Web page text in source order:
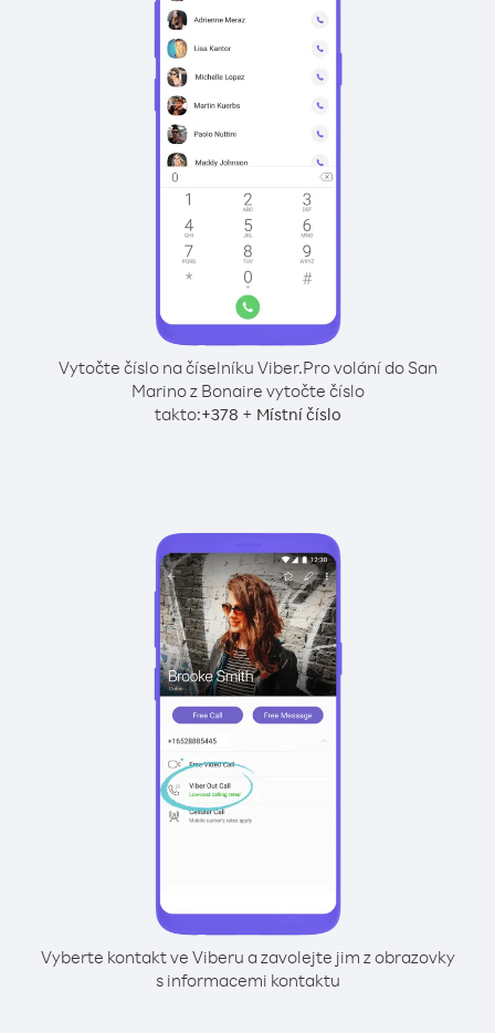
Vytočte číslo na číselníku Viber.Pro volání do San
Marino z Bonaire vytočte číslo
takto:+378 + Místní číslo
Vyberte kontakt ve Viberu a zavolejte jim z obrazovky
s informacemi kontaktu